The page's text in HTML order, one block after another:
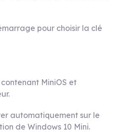
pour choisir la clé
MiniOS et
automatiquement sur le
de Windows 10 Mini.